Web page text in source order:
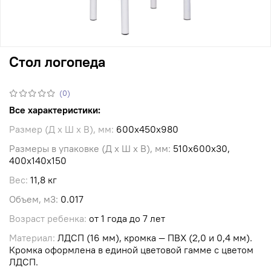
(0)
Стол логопеда
Все характеристики:
Размер (Д х Ш х В), мм: 600х450х980
Размеры в упаковке (Д х Ш х В), мм: 510х600х30,
400х140х150
Вес: 11,8 кг
Объем, м3: 0.017
Возраст ребенка: от 1 года до 7 лет
Материал: ЛДСП (16 мм), кромка — ПВХ (2,0 и 0,4 мм).
Кромка оформлена в единой цветовой гамме с цветом
ЛДСП.